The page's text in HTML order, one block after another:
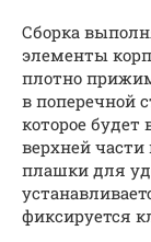
Сборка
элементы
плотно
в поперечной
которое
верхней
плашки для
фиксируется